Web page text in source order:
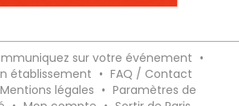
sur votre événement •
établissement • FAQ / Contact
Mentions légales • Paramètres de